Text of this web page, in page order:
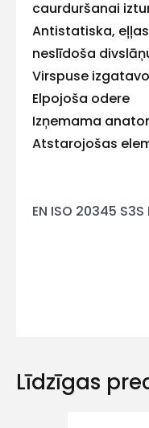
caurduršanai
Antistatiska,
neslīdoša
Virspuse
Elpojoša odere
Izņemama
Atstarojošas
EN ISO 20345 S3S
Līdzīgas